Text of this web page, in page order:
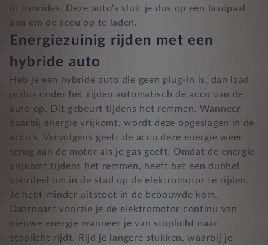
in hybrides. Deze auto's sluit je dus op een laadpaal
aan om de accu op te laden.
Energiezuinig rijden met een
hybride auto
Heb je een hybride auto die geen plug-in is, dan laad
je dus onder het rijden automatisch de accu van de
auto op. Dit gebeurt tijdens het remmen. Wanneer
daarbij energie vrijkomt, wordt deze opgeslagen in de
accu's. Vervolgens geeft de accu deze energie weer
terug aan de motor als je gas geeft. Omdat de energie
vrijkomt tijdens het remmen, heeft het een dubbel
voordeel om in de stad op de elektromotor te rijden.
Je hebt minder uitstoot in de bebouwde kom.
Daarnaast voorzie je de elektromotor continu van
nieuwe energie wanneer je van stoplicht naar
stoplicht rijdt. Rijd je langere stukken, waarbij je